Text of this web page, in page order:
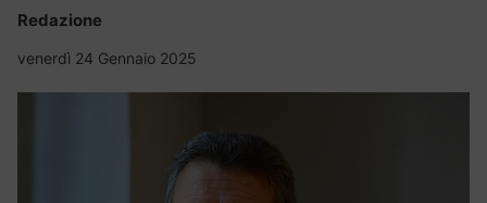
Redazione
venerdì 24 Gennaio 2025